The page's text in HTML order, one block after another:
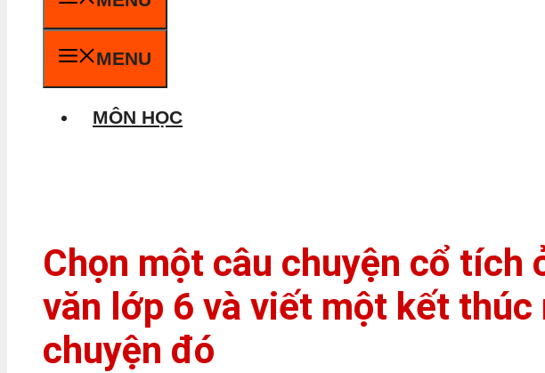
MENU
MÔN HỌC
Chọn một câu chuyện cổ tích
văn lớp 6 và viết một kết thúc
chuyện đó